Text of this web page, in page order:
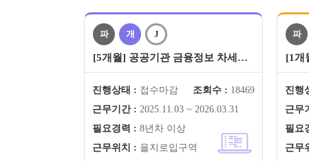
파 개 J
[5개월] 공공기관 금융정보 차세…
진행상태 : 접수마감 조회수 : 18469
근무기간 : 2025.11.03 ~ 2026.03.31
필요경력 : 8년차 이상
근무위치 : 을지로입구역
파
[1개
진행
근무
필요
근무